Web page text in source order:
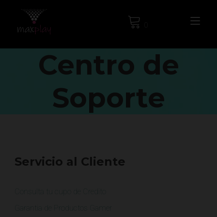
Centro de
Soporte
Servicio al Cliente
Consulta tu cupo de Credito
Garantia de Productos Gamer